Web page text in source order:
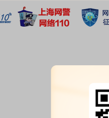
于2026-06-16召开